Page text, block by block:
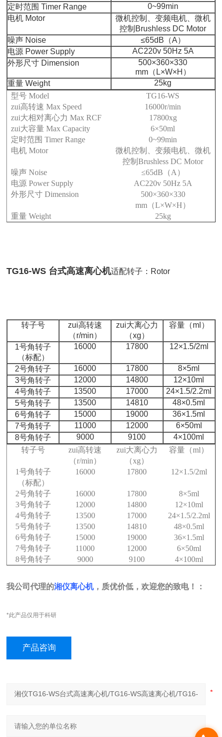
定时范围 Timer Range
0~99min
电机 Motor
微机控制、变频电机、微机
控制Brushless DC Motor
噪声 Noise
≤65dB（A）
电源 Power Supply
AC220v 50Hz 5A
外形尺寸 Dimension
500×360×330
mm（L×W×H）
重量 Weight
25kg
型号Model
TG16-WS
zui高转速 Max Speed
16000r/min
zui大相对离心力 Max RCF
17800xg
zui大容量Max Capacity
6×50ml
定时范围 Timer Range
0~99min
电机Motor
微机控制、变频电机、微机
控制Brushless DC Motor
噪声Noise
≤65dB（A）
电源Power Supply
AC220v 50Hz 5A
外形尺寸Dimension
500×360×330
mm（L×W×H）
重量Weight 25kg
TG16-WS 台式高速离心机适配转子： Rotor
转子号
zui高转速
（r/min）
zui大离心力
（xg）
容量（ml）
1号角转子
（标配）
16000 17800 12×1.5/2ml
2号角转子 16000 17800
8×5ml
3号角转子
12000 14800
12×10ml
4号角转子
13500 17000
24×1.5/2.2ml
5号角转子
13500 14810
48×0.5ml
6号角转子
15000 19000
36×1.5ml
7号角转子
11000 12000
6×50ml
8号角转子
9000 9100
4×100ml
转子号
zui高转速
（r/min）
zui大离心力
（xg）
容量 （ml）
1号角转子
（标配）
16000 17800 12×1.5/2ml
2号角转子 16000 17800
8×5ml
3号角转子 12000 14800
12×10ml
4号角转子 13500 17000
24×1.5/2.2ml
5号角转子 13500 14810
48×0.5ml
6号角转子 15000 19000
36×1.5ml
7号角转子 11000 12000
6×50ml
8号角转子 9000 9100 4×100ml
我公司代理的湘仪离心机，质优价低，欢迎您的致电！：
*此产品仅用于科研
产品咨询